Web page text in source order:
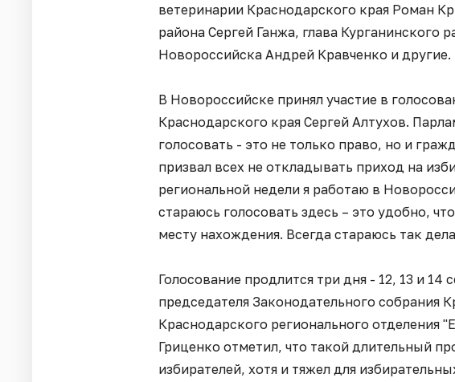
ветеринарии Краснодарского края Роман
района Сергей Ганжа, глава Курганинского
Новороссийска Андрей Кравченко и другие.
В Новороссийске принял участие в
Краснодарского края Сергей Алтухов.
голосовать - это не только право, но и
призвал всех не откладывать приход на
региональной недели я работаю в
стараюсь голосовать здесь – это удобно,
месту нахождения. Всегда стараюсь так
Голосование продлится три дня - 12, 13 и 14
председателя Законодательного собрания
Краснодарского регионального отделения
Гриценко отметил, что такой длительный
избирателей, хотя и тяжел для